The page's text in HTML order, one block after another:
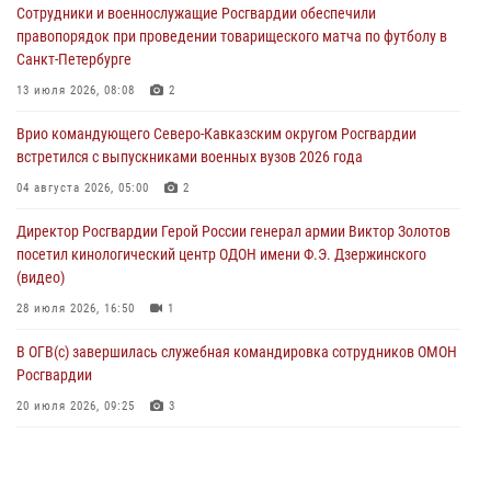
исполнилось 20 лет
08 августа 2026, 07:00
В Кабардино-Балкарии сотрудники Росгвардии провели турнир по
08 августа 2026, 07:00
В Москве росгвардейцы оказали помощь медикам и девушке с
08 августа 2026, 06:32 1
Сотрудники и военнослужащие Росгвардии обеспечили
правопорядок при проведении товарищеского матча по футболу в
Санкт-Петербурге
13 июля 2026, 08:08 2
Врио командующего Северо-Кавказским округом Росгвардии
встретился с выпускниками военных вузов 2026 года
04 августа 2026, 05:00 2
Директор Росгвардии Герой России генерал армии Виктор Золотов
посетил кинологический центр ОДОН имени Ф.Э. Дзержинского
(видео)
28 июля 2026, 16:50 1
В ОГВ(с) завершилась служебная командировка сотрудников ОМОН
Росгвардии
20 июля 2026, 09:25 3